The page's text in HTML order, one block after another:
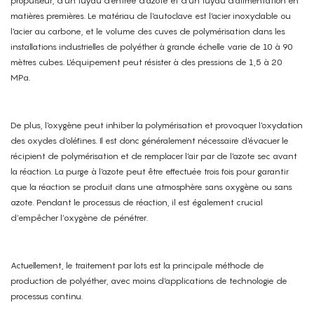
matières premières. Le matériau de l'autoclave est l'acier inoxydable ou
l'acier au carbone, et le volume des cuves de polymérisation dans les
installations industrielles de polyéther à grande échelle varie de 10 à 90
mètres cubes. L'équipement peut résister à des pressions de 1,5 à 20
MPa.
De plus, l'oxygène peut inhiber la polymérisation et provoquer l'oxydation
des oxydes d'oléfines. Il est donc généralement nécessaire d'évacuer le
récipient de polymérisation et de remplacer l'air par de l'azote sec avant
la réaction. La purge à l'azote peut être effectuée trois fois pour garantir
que la réaction se produit dans une atmosphère sans oxygène ou sans
azote. Pendant le processus de réaction, il est également crucial
d’empêcher l’oxygène de pénétrer.
Actuellement, le traitement par lots est la principale méthode de
production de polyéther, avec moins d'applications de technologie de
processus continu.